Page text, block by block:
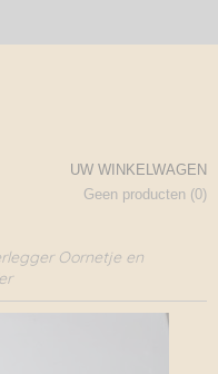
UW WINKELWAGEN
Geen producten (0)
Oornetje en